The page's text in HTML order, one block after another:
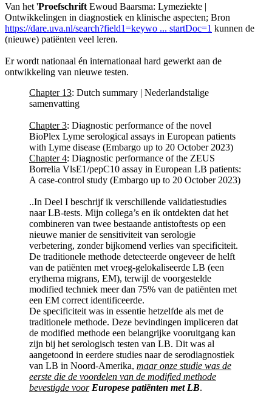
Van het 'Proefschrift Ewoud Baarsma: Lymeziekte |
Ontwikkelingen in diagnostiek en klinische aspecten; Bron
https://dare.uva.nl/search?field1=keywo ... startDoc=1 kunnen de
(nieuwe) patiënten veel leren.
Er wordt nationaal én internationaal hard gewerkt aan de
ontwikkeling van nieuwe testen.
Chapter 13: Dutch summary | Nederlandstalige
samenvatting
Chapter 3: Diagnostic performance of the novel
BioPlex Lyme serological assays in European patients
with Lyme disease (Embargo up to 20 October 2023)
Chapter 4: Diagnostic performance of the ZEUS
Borrelia VlsE1/pepC10 assay in European LB patients:
A case-control study (Embargo up to 20 October 2023)
..In Deel I beschrijf ik verschillende validatiestudies
naar LB-tests. Mijn collega’s en ik ontdekten dat het
combineren van twee bestaande antistoftests op een
nieuwe manier de sensitiviteit van serologie
verbetering, zonder bijkomend verlies van specificiteit.
De traditionele methode detecteerde ongeveer de helft
van de patiënten met vroeg-gelokaliseerde LB (een
erythema migrans, EM), terwijl de voorgestelde
modified techniek meer dan 75% van de patiënten met
een EM correct identificeerde.
De specificiteit was in essentie hetzelfde als met de
traditionele methode. Deze bevindingen impliceren dat
de modified methode een belangrijke vooruitgang kan
zijn bij het serologisch testen van LB. Dit was al
aangetoond in eerdere studies naar de serodiagnostiek
van LB in Noord-Amerika, maar onze studie was de
eerste die de voordelen van de modified methode
bevestigde voor Europese patiënten met LB.